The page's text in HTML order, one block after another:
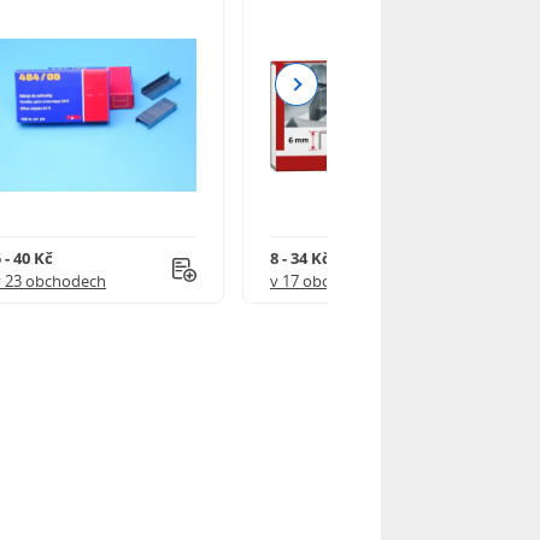
- 40 Kč
23 obchodech
8 - 34 Kč
v 17 obchodech
Next